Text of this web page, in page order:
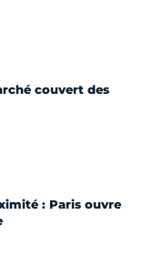
couvert des
: Paris ouvre